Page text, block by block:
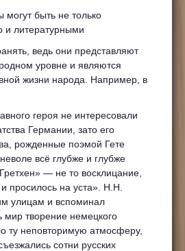
могут быть не только
и литературными
ведь они представляют
уровне и являются
жизни народа. Например, в
героя не интересовали
Германии, зато его
рожденные поэмой Гете
всё глубже и глубже
— не то восклицание,
просилось на уста». Н.Н.
улицам и вспоминал
мир творение немецкого
ту неповторимую атмосферу,
сотни русских